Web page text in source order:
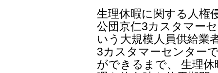
生理休暇に関する人権
公団京仁3カスタマー
いう大規模人員供給業
3カスタマーセンター
ができるまで、 生理